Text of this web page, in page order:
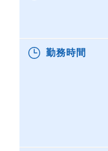
勤務時間